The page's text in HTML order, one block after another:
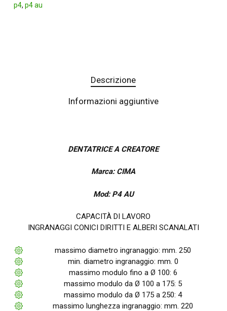
p4, p4 au
Descrizione
Informazioni aggiuntive
DENTATRICE A CREATORE
Marca: CIMA
Mod: P4 AU
CAPACITÀ DI LAVORO
INGRANAGGI CONICI DIRITTI E ALBERI SCANALATI
massimo diametro ingranaggio: mm. 250
min. diametro ingranaggio: mm. 0
massimo modulo fino a Ø 100: 6
massimo modulo da Ø 100 a 175: 5
massimo modulo da Ø 175 a 250: 4
massimo lunghezza ingranaggio: mm. 220